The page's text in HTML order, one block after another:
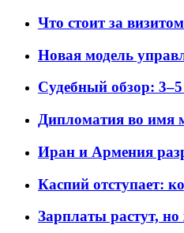
Что стоит за
Новая модель
Судебный обзор: 3–5
Дипломатия во имя
Иран и Армения
Каспий отступает:
Зарплаты растут, но